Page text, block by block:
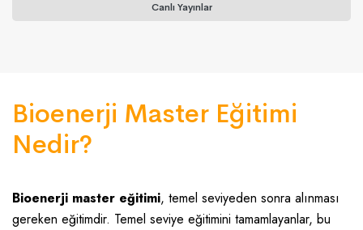
Canlı Yayınlar
Bioenerji Master Eğitimi
Nedir?
Bioenerji master eğitimi, temel seviyeden sonra alınması
gereken eğitimdir. Temel seviye eğitimini tamamlayanlar, bu